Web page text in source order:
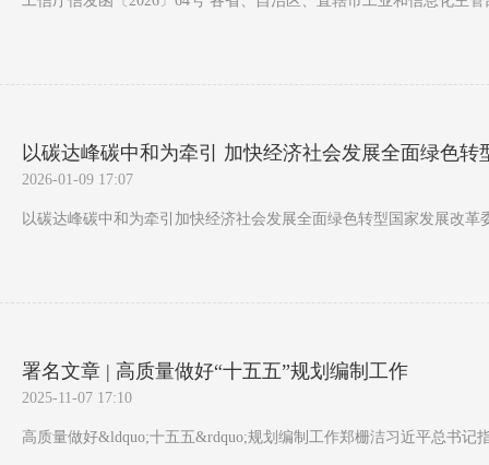
以碳达峰碳中和为牵引 加快经济社会发展全面绿色转
2026-01-09 17:07
以碳达峰碳中和为牵引加快经济社会发展全面绿色转型国家发展改
署名文章 | 高质量做好“十五五”规划编制工作
2025-11-07 17:10
高质量做好&ldquo;十五五&rdquo;规划编制工作郑栅洁习近平总书